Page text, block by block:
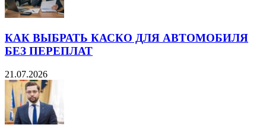
КАК ВЫБРАТЬ КАСКО ДЛЯ АВТОМОБИЛЯ
БЕЗ ПЕРЕПЛАТ
21.07.2026